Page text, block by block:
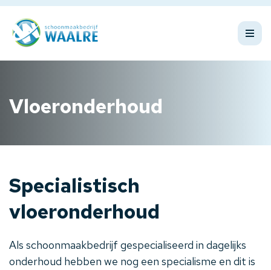
Vloeronderhoud
Specialistisch
vloeronderhoud
Als schoonmaakbedrijf gespecialiseerd in dagelijks
onderhoud hebben we nog een specialisme en dit is